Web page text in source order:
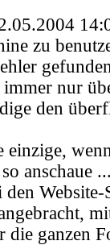
zu
nur
den
anschaue
den
die ganzen